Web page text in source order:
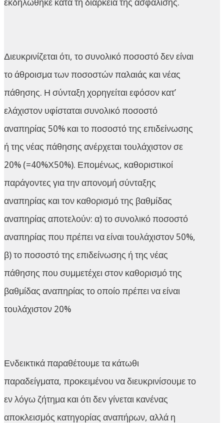
Διευκρινίζεται ότι, το συνολικό ποσοστό δεν είναι
το άθροισμα των ποσοστών παλαιάς και νέας
πάθησης. Η σύνταξη χορηγείται εφόσον κατ’
ελάχιστον υφίσταται συνολικό ποσοστό
αναπηρίας 50% και το ποσοστό της επιδείνωσης
ή της νέας πάθησης ανέρχεται τουλάχιστον σε
20% (=40%Χ50%). Επομένως, καθοριστικοί
παράγοντες για την απονομή σύνταξης
αναπηρίας και τον καθορισμό της βαθμίδας
αναπηρίας αποτελούν: α) το συνολικό ποσοστό
αναπηρίας που πρέπει να είναι τουλάχιστον 50%,
β) το ποσοστό της επιδείνωσης ή της νέας
πάθησης που συμμετέχει στον καθορισμό της
βαθμίδας αναπηρίας το οποίο πρέπει να είναι
τουλάχιστον 20%
Ενδεικτικά παραθέτουμε τα κάτωθι
παραδείγματα, προκειμένου να διευκρινίσουμε το
εν λόγω ζήτημα και ότι δεν γίνεται κανένας
αποκλεισμός κατηγορίας αναπήρων, αλλά η